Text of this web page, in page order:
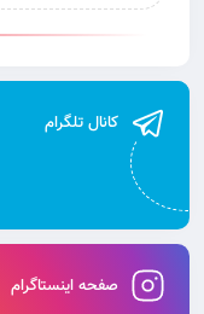
کانال تلگرام
صفحه اینستاگرام